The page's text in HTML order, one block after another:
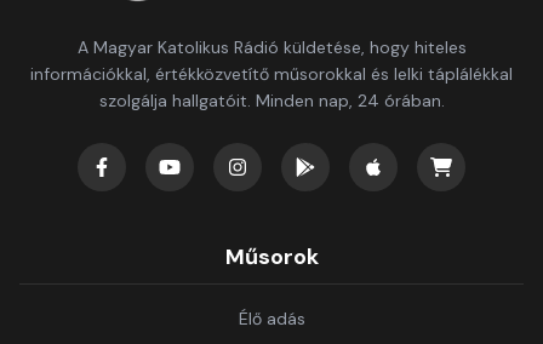
A Magyar Katolikus Rádió küldetése, hogy hiteles
információkkal, értékközvetítő műsorokkal és lelki táplálékkal
szolgálja hallgatóit. Minden nap, 24 órában.
Műsorok
Élő adás